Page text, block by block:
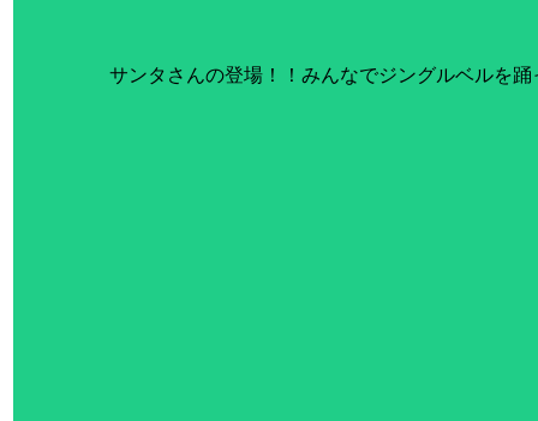
サンタさんの登場！！みんなでジングルベルを踊